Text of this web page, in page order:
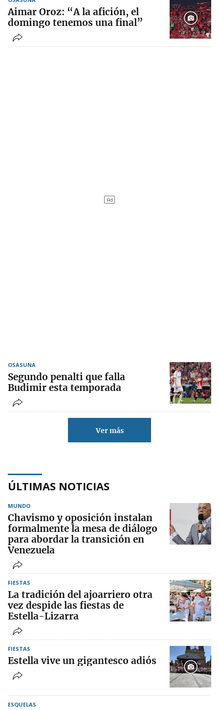
Aimar Oroz: “A la afición, el
domingo tenemos una final”
OSASUNA
Segundo penalti que falla
Budimir esta temporada
Ver más
ÚLTIMAS NOTICIAS
MUNDO
Chavismo y oposición instalan
formalmente la mesa de diálogo
para abordar la transición en
Venezuela
FIESTAS
La tradición del ajoarriero otra
vez despide las fiestas de
Estella-Lizarra
FIESTAS
Estella vive un gigantesco adiós
ESQUELAS